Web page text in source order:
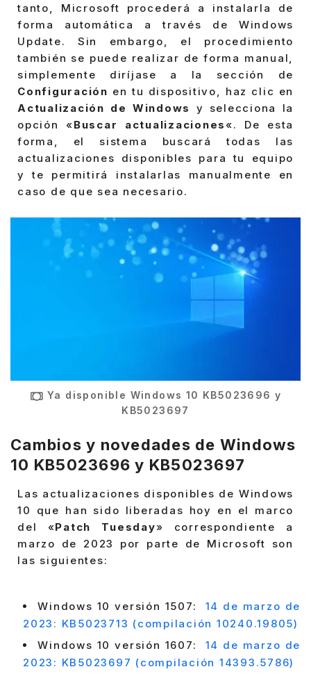
tanto, Microsoft procederá a instalarla de
forma automática a través de Windows
Update. Sin embargo, el procedimiento
también se puede realizar de forma manual,
simplemente diríjase a la sección de
Configuración en tu dispositivo, haz clic en
Actualización de Windows
y selecciona la
opción «Buscar actualizaciones «. De esta
forma, el sistema buscará todas las
actualizaciones disponibles para tu equipo
y te permitirá instalarlas manualmente en
caso de que sea necesario.
Ya disponible Windows 10 KB5023696 y
KB5023697
Cambios y novedades de Windows
10 KB5023696 y KB5023697
Las actualizaciones disponibles de Windows
10 que han sido liberadas hoy en el marco
del «Patch Tuesday» correspondiente a
marzo de 2023 por parte de Microsoft son
las siguientes:
Windows 10 versión 1507: 14 de marzo de
2023: KB5023713 (compilación 10240.19805)
Windows 10 versión 1607: 14 de marzo de
2023: KB5023697 (compilación 14393.5786)